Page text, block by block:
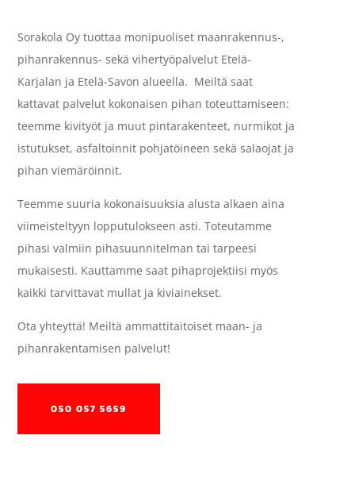
Sorakola Oy tuottaa monipuoliset maanrakennus-,
pihanrakennus- sekä vihertyöpalvelut Etelä-
Karjalan ja Etelä-Savon alueella. Meiltä saat
kattavat palvelut kokonaisen pihan toteuttamiseen:
teemme kivityöt ja muut pintarakenteet, nurmikot ja
istutukset, asfaltoinnit pohjatöineen sekä salaojat ja
pihan viemäröinnit.
Teemme suuria kokonaisuuksia alusta alkaen aina
viimeisteltyyn lopputulokseen asti. Toteutamme
pihasi valmiin pihasuunnitelman tai tarpeesi
mukaisesti. Kauttamme saat pihaprojektiisi myös
kaikki tarvittavat mullat ja kiviainekset.
Ota yhteyttä! Meiltä ammattitaitoiset maan- ja
pihanrakentamisen palvelut!
050 057 5659